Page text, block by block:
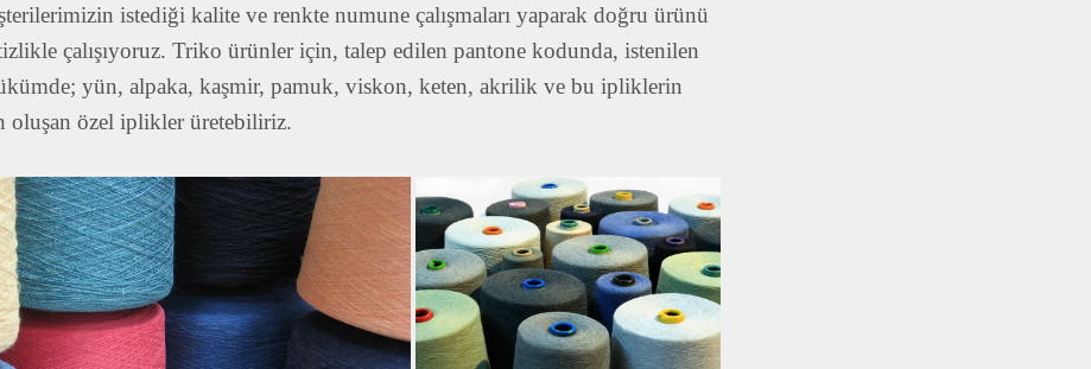
istediği kalite ve renkte numune çalışmaları yaparak doğru ürünü
çalışıyoruz. Triko ürünler için, talep edilen pantone kodunda, istenilen
yün, alpaka, kaşmir, pamuk, viskon, keten, akrilik ve bu ipliklerin
oluşan özel iplikler üretebiliriz.